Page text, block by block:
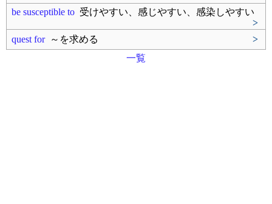
be susceptible to 受けやすい、感じやすい、感染しやすい
>
quest for～を求める
>
一覧